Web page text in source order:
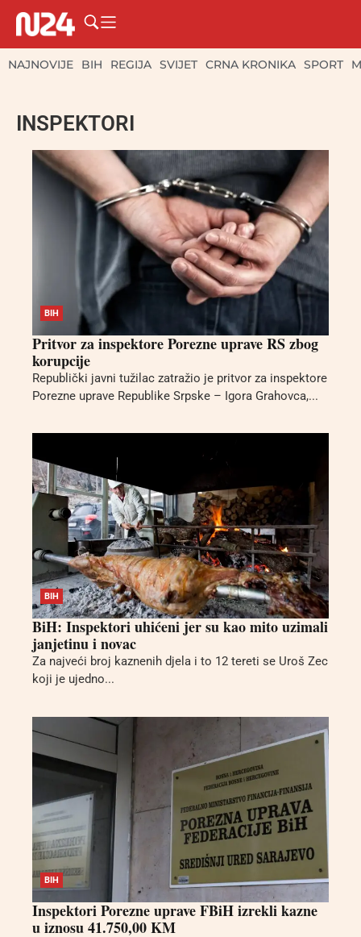
NAJNOVIJE BIH REGIJA SVIJET CRNA KRONIKA SPORT
INSPEKTORI
BIH
Pritvor za inspektore Porezne uprave RS zbog
korupcije
Republički javni tužilac zatražio je pritvor za inspektore
Porezne uprave Republike Srpske – Igora Grahovca,...
BIH
BiH: Inspektori uhićeni jer su kao mito uzimali
janjetinu i novac
Za najveći broj kaznenih djela i to 12 tereti se Uroš Zec
koji je ujedno...
BIH
Inspektori Porezne uprave FBiH izrekli kazne
u iznosu 41.750,00 KM